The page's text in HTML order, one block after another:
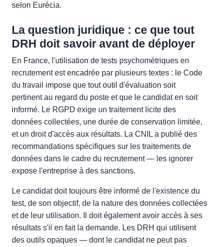
selon Eurécia.
La question juridique : ce que tout
DRH doit savoir avant de déployer
En France, l'utilisation de tests psychométriques en
recrutement est encadrée par plusieurs textes : le Code
du travail impose que tout outil d'évaluation soit
pertinent au regard du poste et que le candidat en soit
informé. Le RGPD exige un traitement licite des
données collectées, une durée de conservation limitée,
et un droit d'accès aux résultats. La CNIL a publié des
recommandations spécifiques sur les traitements de
données dans le cadre du recrutement — les ignorer
expose l'entreprise à des sanctions.
Le candidat doit toujours être informé de l'existence du
test, de son objectif, de la nature des données collectées
et de leur utilisation. Il doit également avoir accès à ses
résultats s'il en fait la demande. Les DRH qui utilisent
des outils opaques — dont le candidat ne peut pas